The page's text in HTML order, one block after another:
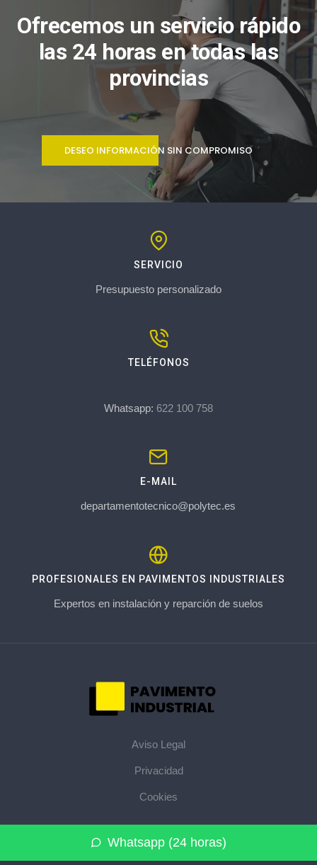
Whatsapp (24 horas)
Ofrecemos un servicio rápido
las 24 horas en todas las
provincias
DESEO INFORMACIÓN SIN COMPROMISO
SERVICIO
Presupuesto personalizado
TELÉFONOS
Whatsapp: 622 100 758
E-MAIL
departamentotecnico@polytec.es
PROFESIONALES EN PAVIMENTOS INDUSTRIALES
Expertos en instalación y reparción de suelos
Aviso Legal
Privacidad
Cookies
© 2026 pavimentoindustrial.pro · La web de pavimentos
industriales de su provincia · Mapa del sitio